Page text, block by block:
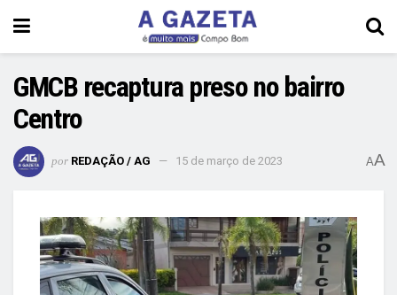
GMCB recaptura preso no bairro
Centro
por REDAÇÃO / AG 15 de março de 2023 AA